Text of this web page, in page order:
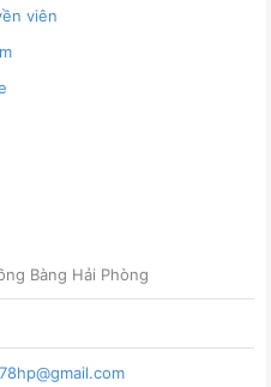
viên
Bàng Hải Phòng